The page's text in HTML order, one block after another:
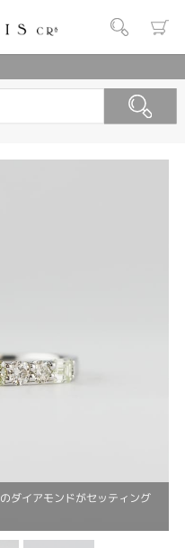
ダイアモンドがセッティング